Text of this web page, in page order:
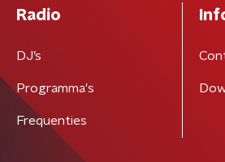
Radio
DJ’s
Programma's
Frequenties